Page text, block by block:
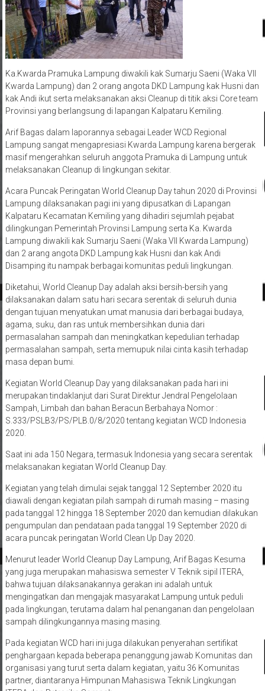
Ka.Kwarda Pramuka Lampung diwakili kak Sumarju Saeni (Waka VII
Kwarda Lampung) dan 2 orang angota DKD Lampung kak Husni dan
kak Andi ikut serta melaksanakan aksi Cleanup di titik aksi Core team
Provinsi yang berlangsung di lapangan Kalpataru Kemiling.
Lampung sangat mengapresiasi Kwarda Lampung karena bergerak
masif mengerahkan seluruh anggota Pramuka di Lampung untuk
melaksanakan Cleanup di lingkungan sekitar.
Lampung dilaksanakan pagi ini yang dipusatkan di Lapangan
Kalpataru Kecamatan Kemiling yang dihadiri sejumlah pejabat
dilingkungan Pemerintah Provinsi Lampung serta Ka. Kwarda
Lampung diwakili kak Sumarju Saeni (Waka VII Kwarda Lampung)
dan 2 arang angota DKD Lampung kak Husni dan kak Andi
Disamping itu nampak berbagai komunitas peduli lingkungan.
dilaksanakan dalam satu hari secara serentak di seluruh dunia
dengan tujuan menyatukan umat manusia dari berbagai budaya,
agama, suku, dan ras untuk membersihkan dunia dari
permasalahan sampah dan meningkatkan kepedulian terhadap
permasalahan sampah, serta memupuk nilai cinta kasih terhadap
masa depan bumi.
merupakan tindaklanjut dari Surat Direktur Jendral Pengelolaan
Sampah, Limbah dan bahan Beracun Berbahaya Nomor :
S.333/PSLB3/PS/PLB.0/8/2020 tentang kegiatan WCD Indonesia
2020.
melaksanakan kegiatan World Cleanup Day.
diawali dengan kegiatan pilah sampah di rumah masing – masing
pada tanggal 12 hingga 18 September 2020 dan kemudian dilakukan
pengumpulan dan pendataan pada tanggal 19 September 2020 di
acara puncak peringatan World Clean Up Day 2020.
yang juga merupakan mahasiswa semester V Teknik sipil ITERA,
bahwa tujuan dilaksanakannya gerakan ini adalah untuk
mengingatkan dan mengajak masyarakat Lampung untuk peduli
pada lingkungan, terutama dalam hal penanganan dan pengelolaan
sampah dilingkungannya masing masing.
penghargaan kepada beberapa penanggung jawab Komunitas dan
organisasi yang turut serta dalam kegiatan, yaitu 36 Komunitas
partner, diantaranya Himpunan Mahasiswa Teknik Lingkungan
ITERA dan Retrorika Sampah,